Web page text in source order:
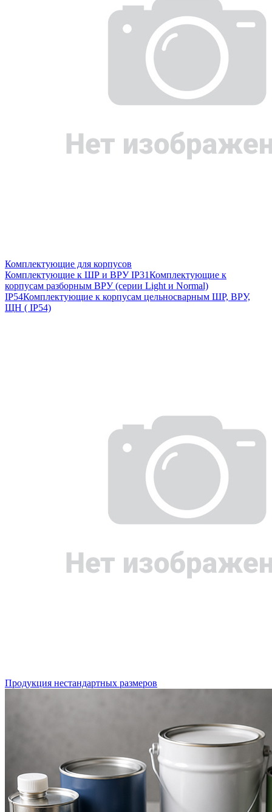
Комплектующие для корпусов
Комплектующие к ШР и ВРУ IP31Комплектующие к
корпусам разборным ВРУ (серии Light и Normal)
IP54Комплектующие к корпусам цельносварным ШР, ВРУ,
ЩН ( IP54)
Продукция нестандартных размеров